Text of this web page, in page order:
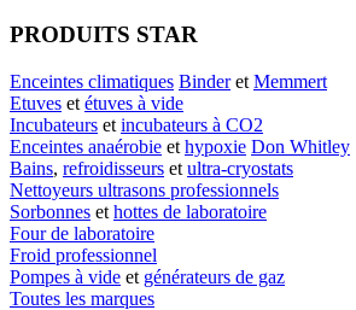
PRODUITS STAR
Enceintes climatiques Binderet Memmert
Etuves et étuves à vide
Incubateurs et incubateurs à CO2
Enceintes anaérobie et hypoxie Don Whitley
Bains, refroidisseurs et ultra-cryostats
Nettoyeurs ultrasons professionnels
Sorbonnes et hottes de laboratoire
Four de laboratoire
Froid professionnel
Pompes à vide et générateurs de gaz
Toutes les marques